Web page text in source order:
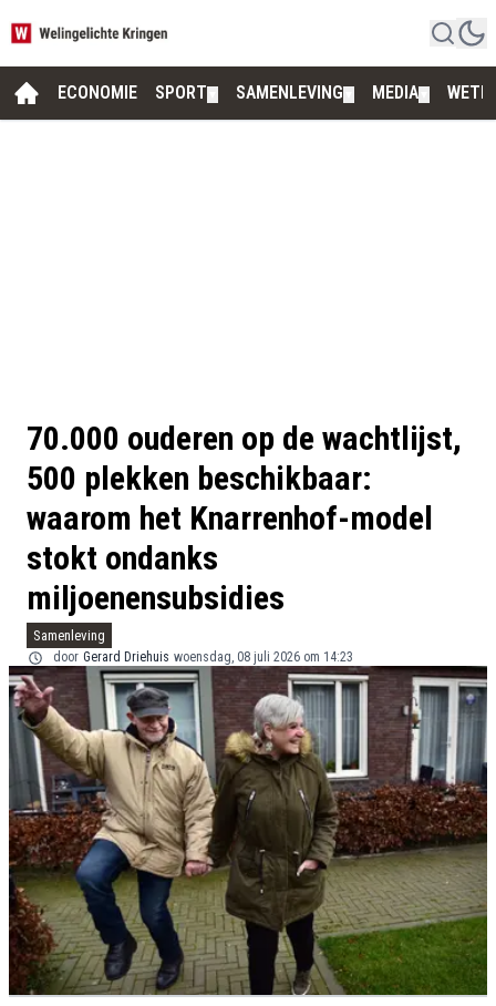
ECONOMIE SPORT SAMENLEVING MEDIA
70.000 ouderen op de wachtlijst,
500 plekken beschikbaar:
waarom het Knarrenhof-model
stokt ondanks
miljoenensubsidies
Samenleving
door Gerard Driehuis woensdag, 08 juli 2026 om 14:23